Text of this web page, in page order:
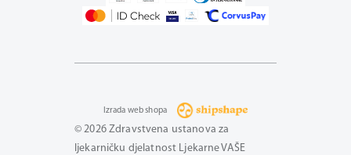
© 2026 Zdravstvena ustanova za
ljekarničku djelatnost Ljekarne VAŠE
Izrada web shopa